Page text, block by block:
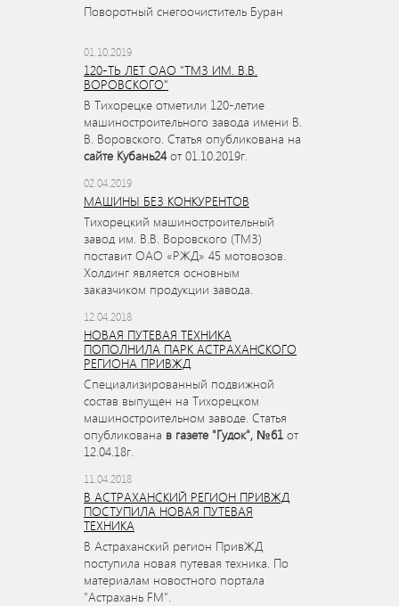
Поворотный снегоочиститель Буран
01.10.2019
120-ТЬ ЛЕТ ОАО "ТМЗ ИМ. В.В.
ВОРОВСКОГО"
В Тихорецке отметили 120-летие
машиностроительного завода имени В.
В. Воровского. Статья опубликована на
сайте Кубань24от 01.10.2019г.
02.04.2019
МАШИНЫ БЕЗ КОНКУРЕНТОВ
Тихорецкий машиностроительный
завод им. В.В. Воровского (ТМЗ)
поставит ОАО «РЖД» 45 мотовозов.
Холдинг является основным
заказчиком продукции завода.
12.04.2018
НОВАЯ ПУТЕВАЯ ТЕХНИКА
ПОПОЛНИЛА ПАРК АСТРАХАНСКОГО
РЕГИОНА ПРИВЖД
Специализированный подвижной
состав выпущен на Тихорецком
машиностроительном заводе. Статья
опубликована в газете "Гудок", №61 от
12.04.18г.
11.04.2018
В АСТРАХАНСКИЙ РЕГИОН ПРИВЖД
ПОСТУПИЛА НОВАЯ ПУТЕВАЯ
ТЕХНИКА
В Астраханский регион ПривЖД
поступила новая путевая техника. По
материалам новостного портала
"Астрахань FM".